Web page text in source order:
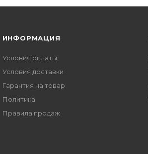
ИНФОРМАЦИЯ
Условия оплаты
Условия доставки
Гарантия на товар
Политика
Правила продаж